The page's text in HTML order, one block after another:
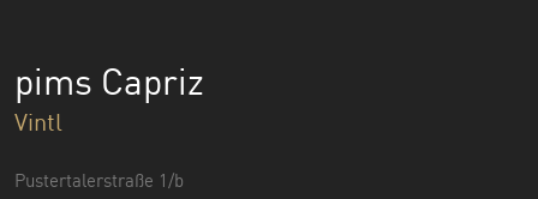
pims Capriz
Vintl
Pustertalerstraße 1/b